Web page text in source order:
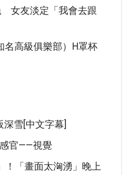
女友淡定「我會去跟
名高級俱樂部）H罩杯
深雪[中文字幕]
官——視覺
！「畫面太洶湧」晚上